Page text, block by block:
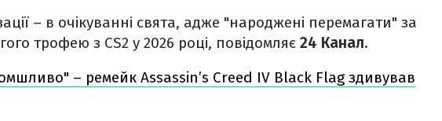
– в очікуванні свята, адже "народжені перемагати" за
трофею з CS2 у 2026 році, повідомляє 24 Канал.
– ремейк Assassin’s Creed IV Black Flag здивував